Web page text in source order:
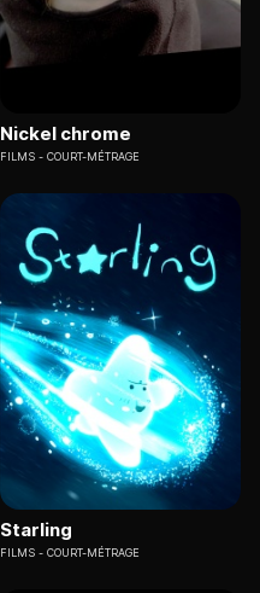
Nickel chrome
FILMS COURT-MÉTRAGE
Starling
FILMS COURT-MÉTRAGE